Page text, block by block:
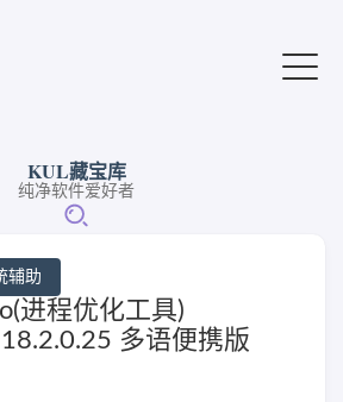
KUL藏宝库
纯净软件爱好者
辅助
进程优化工具)
多语便携版